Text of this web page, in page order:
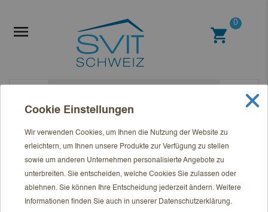
 shopping_cart
0
Cookie Einstellungen
Wir verwenden Cookies, um Ihnen die Nutzung der Website zu
erleichtern, um Ihnen unsere Produkte zur Verfügung zu stellen
sowie um anderen Unternehmen personalisierte Angebote zu
unterbreiten. Sie entscheiden, welche Cookies Sie zulassen oder
ablehnen. Sie können Ihre Entscheidung jederzeit ändern. Weitere
Informationen finden Sie auch in unserer Datenschutzerklärung.